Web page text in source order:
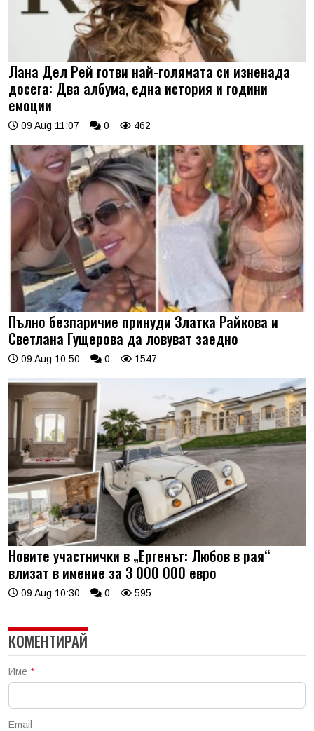
Лана Дел Рей готви най-голямата си изненада
досега: Два албума, една история и години
емоции
09 Aug 11:07 0 462
Пълно безпаричие принуди Златка Райкова и
Светлана Гущерова да ловуват заедно
09 Aug 10:50 0 1547
Новите участнички в „Ергенът: Любов в рая“
влизат в имение за 3 000 000 евро
09 Aug 10:30 0 595
КОМЕНТИРАЙ
Име *
Email